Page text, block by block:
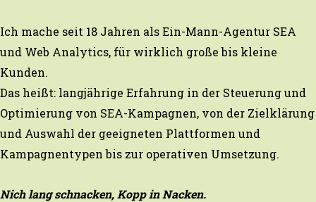
Ich mache seit 18 Jahren als Ein-Mann-Agentur SEA
und Web Analytics, für wirklich große bis kleine
Kunden.
Das heißt: langjährige Erfahrung in der Steuerung und
Optimierung von SEA-Kampagnen, von der Zielklärung
und Auswahl der geeigneten Plattformen und
Kampagnentypen bis zur operativen Umsetzung.
Nich lang schnacken, Kopp in Nacken.